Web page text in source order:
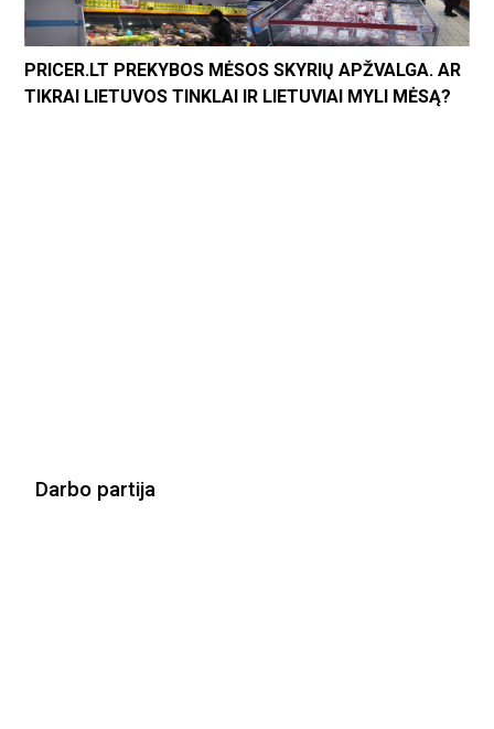
PRICER.LT PREKYBOS MĖSOS SKYRIŲ APŽVALGA. AR
TIKRAI LIETUVOS TINKLAI IR LIETUVIAI MYLI MĖSĄ?
Darbo partija